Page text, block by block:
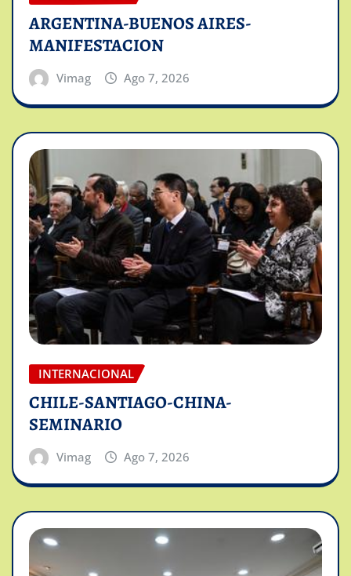
ARGENTINA-BUENOS AIRES-
MANIFESTACION
Vimag Ago 7, 2026
INTERNACIONAL
CHILE-SANTIAGO-CHINA-
SEMINARIO
Vimag Ago 7, 2026